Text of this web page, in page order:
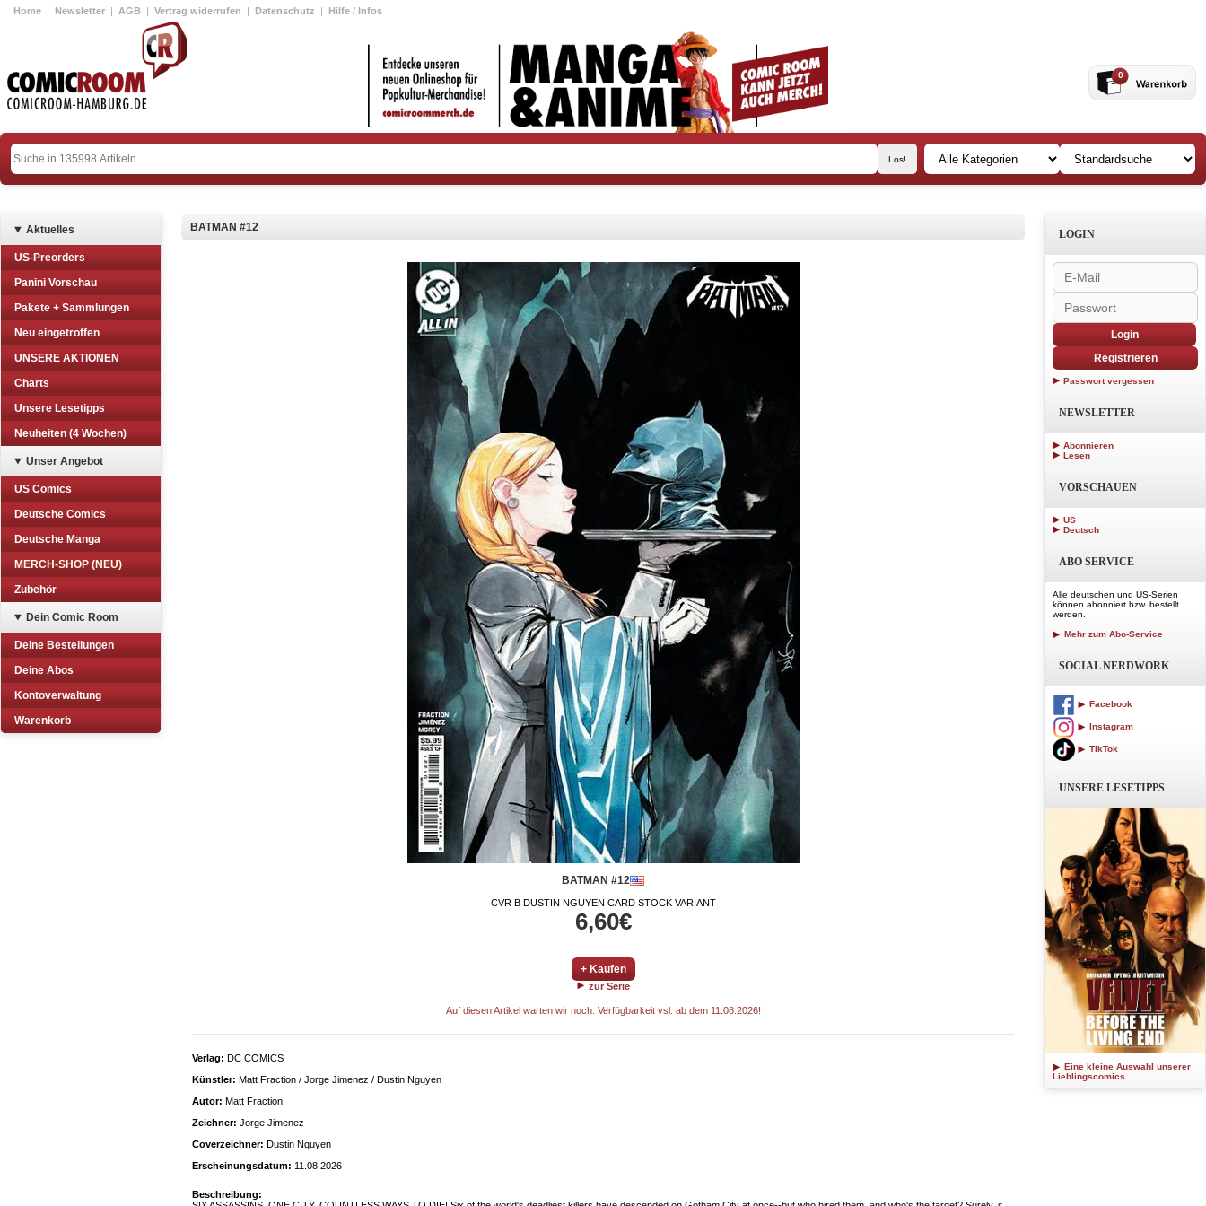
Home | Newsletter | AGB | Vertrag widerrufen | Datenschutz | Hilfe / Infos
0
Aktuelles
US-Preorders
Panini Vorschau
Pakete + Sammlungen
Neu eingetroffen
UNSERE AKTIONEN
Charts
Unsere Lesetipps
Neuheiten (4 Wochen)
Unser Angebot
US Comics
Deutsche Comics
Deutsche Manga
MERCH-SHOP (NEU)
Zubehör
Dein Comic Room
Deine Bestellungen
Deine Abos
Kontoverwaltung
Warenkorb
BATMAN #12
BATMAN #12
CVR B DUSTIN NGUYEN CARD STOCK VARIANT
6,60€
+ Kaufen
zur Serie
Auf diesen Artikel warten wir noch. Verfügbarkeit vsl. ab dem 11.08.2026!
Verlag: DC COMICS
Künstler: Matt Fraction / Jorge Jimenez / Dustin Nguyen
Autor: Matt Fraction
Zeichner: Jorge Jimenez
Coverzeichner: Dustin Nguyen
Erscheinungsdatum: 11.08.2026
Beschreibung:
LOGIN
Login
Registrieren
Passwort vergessen
NEWSLETTER
Abonnieren
Lesen
VORSCHAUEN
US
Deutsch
ABO SERVICE
Alle deutschen und US-Serien
können abonniert bzw. bestellt
werden.
Mehr zum Abo-Service
SOCIAL NERDWORK
Facebook
Instagram
TikTok
UNSERE LESETIPPS
Eine kleine Auswahl unserer
Lieblingscomics